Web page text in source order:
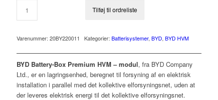
Tilføj til ordreliste
Varenummer: 20BY220011 Kategorier: Batterisystemer, BYD, BYD HVM
BYD Battery-Box Premium HVM – modul, fra BYD Company
Ltd., er en lagringsenhed, beregnet til forsyning af en elektrisk
installation i parallel med det kollektive elforsyningsnet, uden at
der leveres elektrisk energi til det kollektive elforsyningsnet.